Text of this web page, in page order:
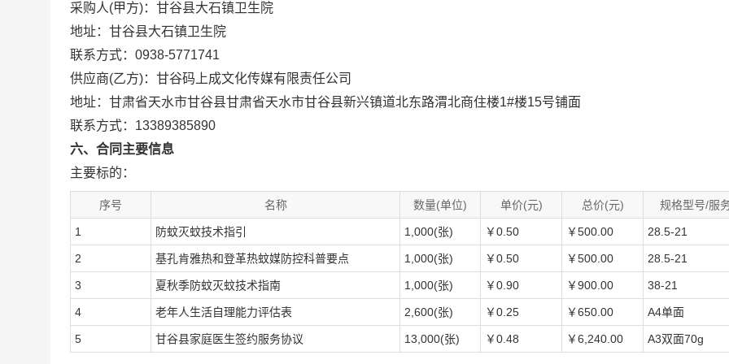
采购人(甲方)：甘谷县大石镇卫生院
地址：甘谷县大石镇卫生院
联系方式：0938-5771741
供应商(乙方)：甘谷码上成文化传媒有限责任公司
地址：甘肃省天水市甘谷县甘肃省天水市甘谷县新兴镇道北东路渭北商住楼1#楼15号铺面
联系方式：13389385890
六、合同主要信息
主要标的：
序号 名称 数量(单位) 单价(元) 总价(元) 规格型号/服
1 防蚊灭蚊技术指引 1,000(张) ￥0.50 ￥500.00 28.5-21
2 基孔肯雅热和登革热蚊媒防控科普要点 1,000(张) ￥0.50 ￥500.00 28.5-21
3 夏秋季防蚊灭蚊技术指南 1,000(张) ￥0.90 ￥900.00 38-21
4 老年人生活自理能力评估表 2,600(张) ￥0.25 ￥650.00 A4单面
5 甘谷县家庭医生签约服务协议 13,000(张) ￥0.48 ￥6,240.00 A3双面70g